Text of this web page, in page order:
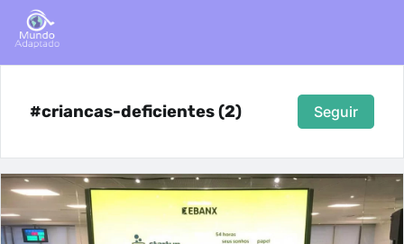
#criancas-deficientes (2) Seguir